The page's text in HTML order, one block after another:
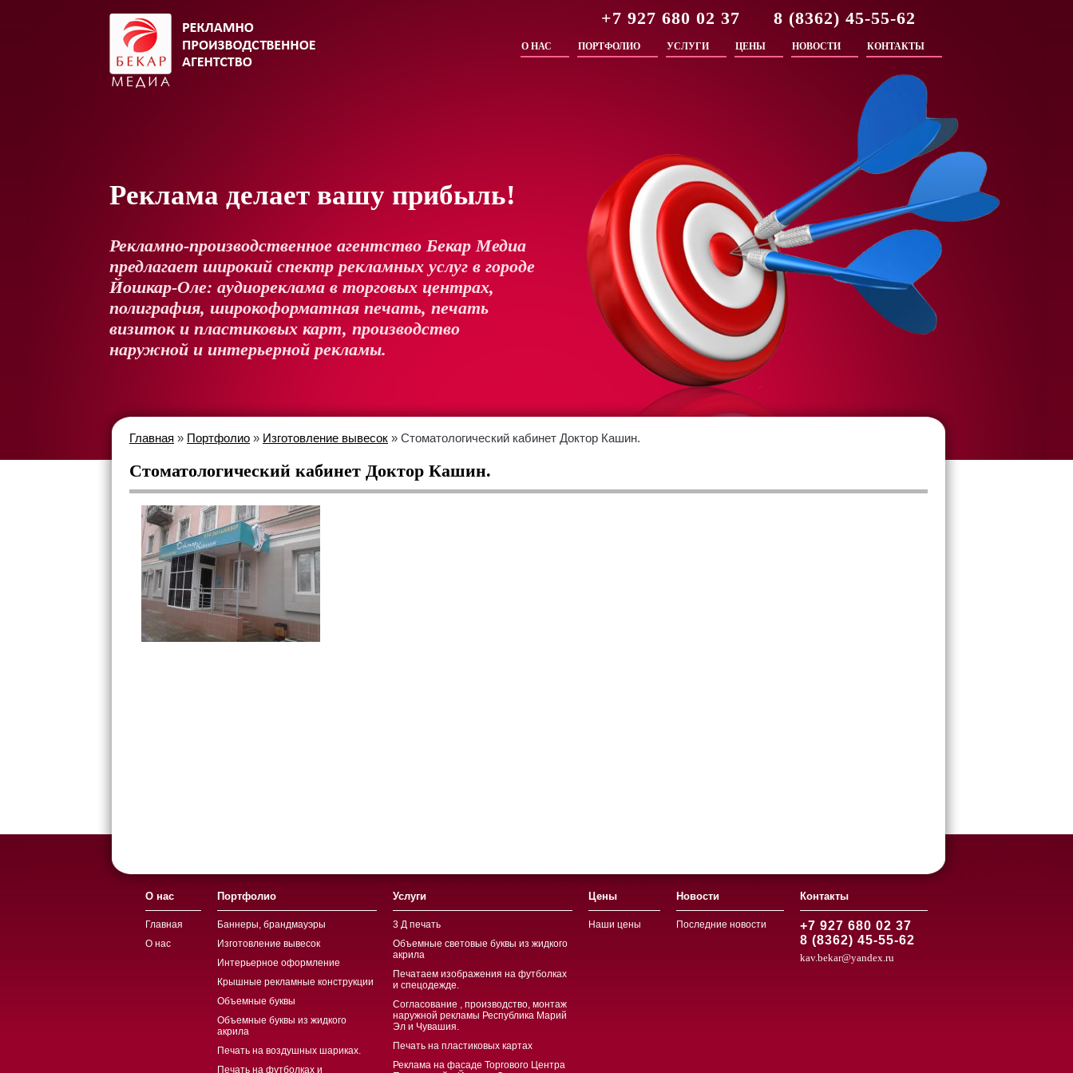
+7 927 680 02 37 8 (8362) 45-55-62
О НАС ПОРТФОЛИО УСЛУГИ ЦЕНЫ НОВОСТИ КОНТАКТЫ
Реклама делает вашу прибыль!
Рекламно-производственное агентство Бекар Медиа
предлагает широкий спектр рекламных услуг в городе
Йошкар-Оле: аудиореклама в торговых центрах,
полиграфия, широкоформатная печать, печать
визиток и пластиковых карт, производство
наружной и интерьерной рекламы.
Главная » Портфолио » Изготовление вывесок » Стоматологический кабинет Доктор Кашин.
Стоматологический кабинет Доктор Кашин.
О нас
Главная
О нас
Портфолио
Баннеры, брандмауэры
Изготовление вывесок
Интерьерное оформление
Крышные рекламные конструкции
Объемные буквы
Объемные буквы из жидкого
акрила
Печать на воздушных шариках.
Печать на футболках и
Услуги
3 Д печать
Объемные световые буквы из жидкого
акрила
Печатаем изображения на футболках
и спецодежде.
Согласование , производство, монтаж
наружной рекламы Республика Марий
Эл и Чувашия.
Печать на пластиковых картах
Реклама на фасаде Торгового Центра
Цены
Наши цены
Новости
Последние новости
Контакты
+7 927 680 02 37
8 (8362) 45-55-62
kav.bekar@yandex.ru